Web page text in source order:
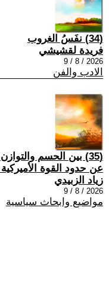
(34) نفَسُ الغروب
فريدة لقشيشي
2026 / 8 / 9
الادب والفن
عن حدود القوة
زياد الزبيدي
2026 / 8 / 9
مواضيع وابحاث سياسية